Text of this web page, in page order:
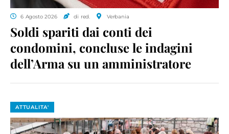
6 Agosto 2026 di red. Verbania
Soldi spariti dai conti dei
condomini, concluse le indagini
dell’Arma su un amministratore
ATTUALITA'